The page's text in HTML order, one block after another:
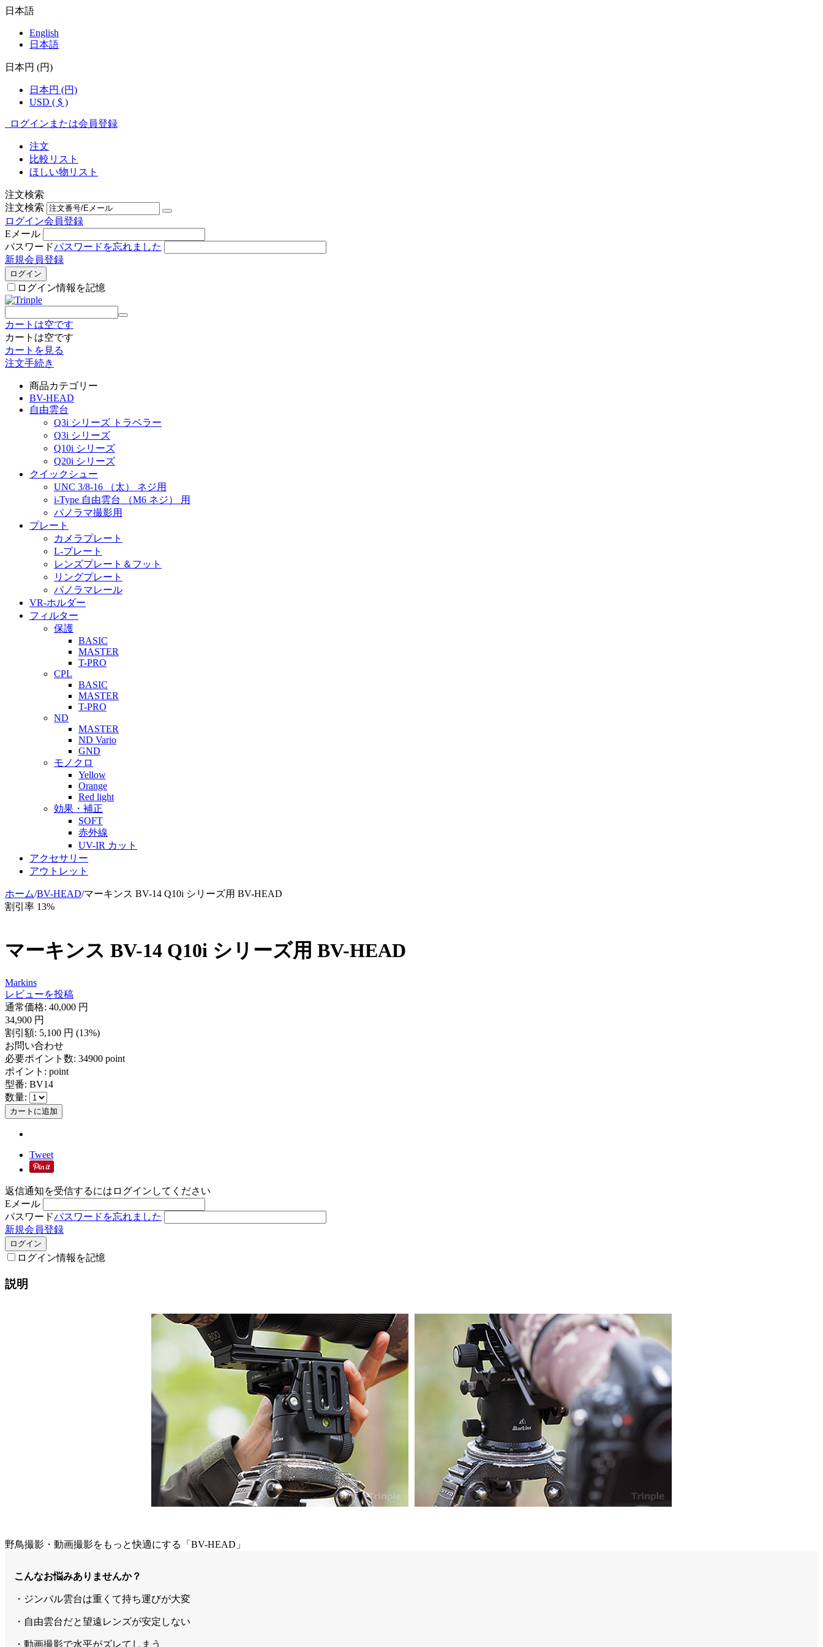
日本語
English
日本語
日本円 (円)
日本円 (円)
USD ( $ )
ログインまたは会員登録
注文
比較リスト
ほしい物リスト
注文検索
注文検索
ログイン会員登録
Eメール
パスワードパスワードを忘れました
新規会員登録
ログイン
ログイン情報を記憶
カートは空です
カートは空です
カートを見る
注文手続き
商品カテゴリー
BV-HEAD
自由雲台
Q3i シリーズ トラベラー
Q3i シリーズ
Q10i シリーズ
Q20i シリーズ
クイックシュー
UNC 3/8-16 （太） ネジ用
i-Type 自由雲台 （M6 ネジ） 用
パノラマ撮影用
プレート
カメラプレート
L-プレート
レンズプレート＆フット
リングプレート
パノラマレール
VR-ホルダー
フィルター
保護
BASIC
MASTER
T-PRO
CPL
BASIC
MASTER
T-PRO
ND
MASTER
ND Vario
GND
モノクロ
Yellow
Orange
Red light
効果・補正
SOFT
赤外線
UV-IR カット
アクセサリー
アウトレット
ホーム/BV-HEAD/マーキンス BV-14 Q10i シリーズ用 BV-HEAD
割引率 13%
マーキンス BV-14 Q10i シリーズ用 BV-HEAD
Markins
レビューを投稿
通常価格: 40,000 円
34,900 円
割引額: 5,100 円 (13%)
お問い合わせ
必要ポイント数: 34900 point
ポイント: point
型番: BV14
数量:
カートに追加
Tweet
返信通知を受信するにはログインしてください
Eメール
パスワードパスワードを忘れました
新規会員登録
ログイン
ログイン情報を記憶
説明
野鳥撮影・動画撮影をもっと快適にする「BV-HEAD」
こんなお悩みありませんか？
・ジンバル雲台は重くて持ち運びが大変
・自由雲台だと望遠レンズが安定しない
・動画撮影で水平がズレてしまう